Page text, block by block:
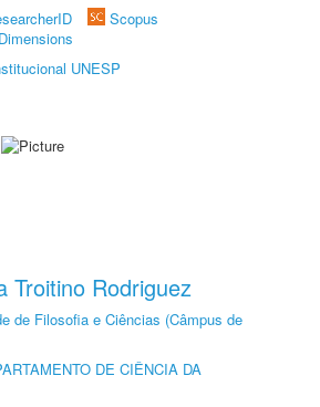
Scopus
Dimensions
UNESP
Troitino Rodriguez
de Filosofia e Ciências (Câmpus de
DE CIÊNCIA DA